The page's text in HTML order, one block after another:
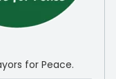
for Peace.